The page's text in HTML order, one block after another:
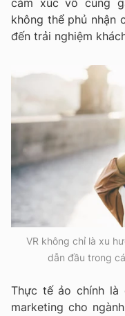
cảm xúc vô cùng
không thể phủ nhận
đến trải nghiệm
VR không chỉ là xu
dẫn đầu trong
Thực tế ảo chính là
marketing cho